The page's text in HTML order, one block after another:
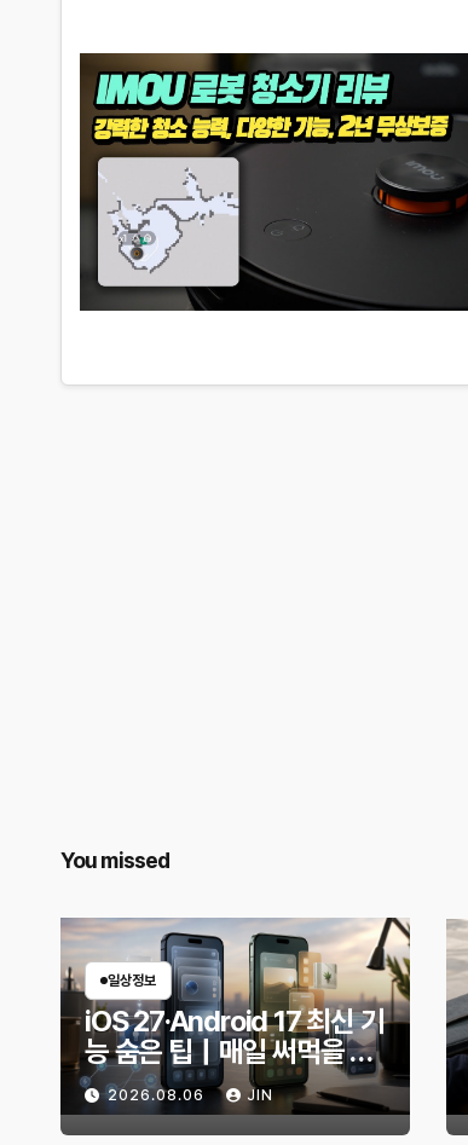
You missed
일상정보
iOS 27·Android 17 최신 기
능 숨은 팁｜매일 써먹을 만
한 기능만 골랐다
2026.08.06 JIN